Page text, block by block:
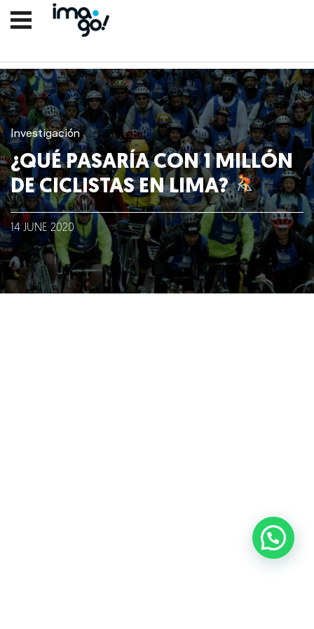
Nosotros
Clientes
Lo que hacemos
Investigación
¿QUÉ PASARÍA CON 1 MILLÓN
DE CICLISTAS EN LIMA?
14 JUNE 2020